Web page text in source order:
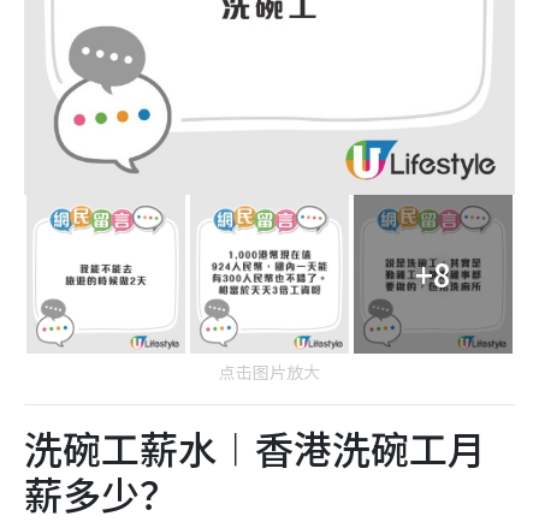
+8
点击图片放大
洗碗工薪水︱香港洗碗工月
薪多少？